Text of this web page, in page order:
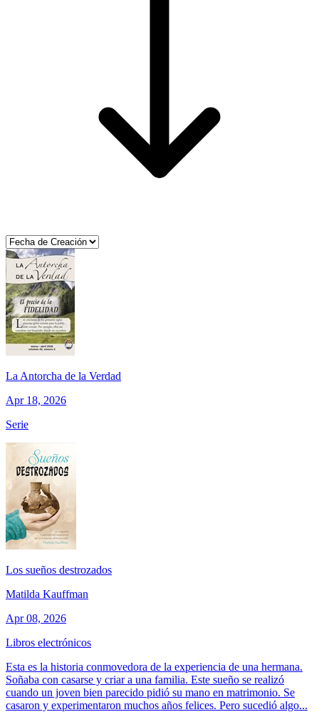
La Antorcha de la Verdad
Apr 18, 2026
Serie
Los sueños destrozados
Matilda Kauffman
Apr 08, 2026
Libros electrónicos
Esta es la historia conmovedora de la experiencia de una hermana.
Soñaba con casarse y criar a una familia. Este sueño se realizó
cuando un joven bien parecido pidió su mano en matrimonio. Se
casaron y experimentaron muchos años felices. Pero sucedió algo...